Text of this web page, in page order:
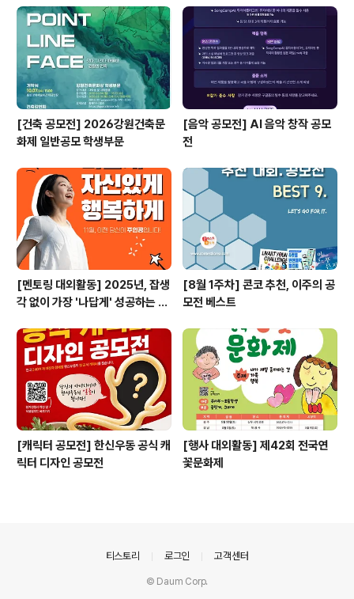
[건축 공모전] 2026강원건축문
화제 일반공모 학생부문
[음악 공모전] AI 음악 창작 공모
전
[멘토링 대외활동] 2025년, 잡생
각 없이 가장 '나답게' 성공하는 법
[8월 1주차] 콘코 추천, 이주의 공
모전 베스트
[캐릭터 공모전] 한신우동 공식 캐
릭터 디자인 공모전
[행사 대외활동] 제42회 전국연
꽃문화제
티스토리 로그인 고객센터
© Daum Corp.